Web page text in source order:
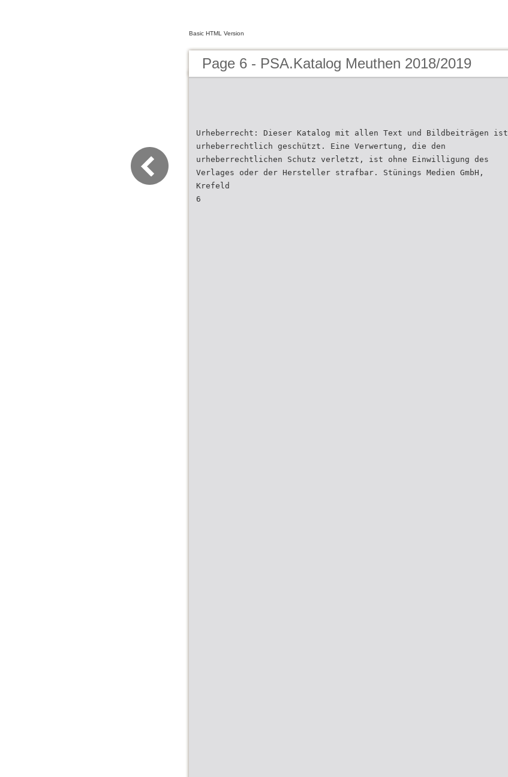
Basic HTML Version
Page 6 - PSA.Katalog Meuthen 2018/2019
Urheberrecht: Dieser Katalog mit allen Text­ und Bildbeiträgen ist
urheberrechtlich geschützt. Eine Verwertung, die den
urheberrechtlichen Schutz verletzt, ist ohne Einwilligung des
Verlages oder der Hersteller strafbar. Stünings Medien GmbH,
Krefeld
6